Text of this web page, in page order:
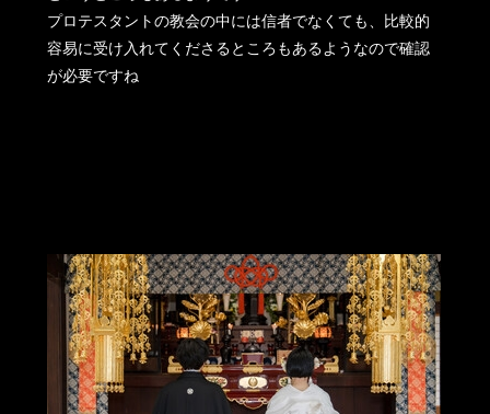
プロテスタントの教会の中には信者でなくても、比較的
容易に受け入れてくださるところもあるようなので確認
が必要ですね